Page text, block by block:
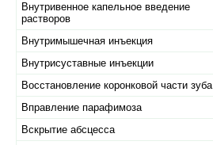
Внутривенное капельное введение
растворов
Внутримышечная инъекция
Внутрисуставные инъекции
Восстановление коронковой части зуба
Вправление парафимоза
Вскрытие абсцесса